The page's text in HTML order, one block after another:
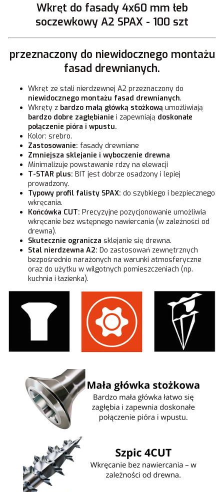
Wkręt do fasady 4x60 mm łeb
soczewkowy A2 SPAX - 100 szt
przeznaczony do niewidocznego montażu
fasad drewnianych.
Wkręt ze stali nierdzewnej A2 przeznaczony do
niewidocznego montażu fasad drewnianych.
Wkręty z bardzo małą główką stożkową umożliwiają
bardzo dobre zagłębianie i zapewniają doskonałe
połączenie pióra i wpustu.
Kolor: srebro.
Zastosowanie: fasady drewniane
Zmniejsza sklejanie i wyboczenie drewna
Minimalizuje powstawanie rdzy na elewacji
T-STAR plus: BIT jest dobrze osadzony i lepiej
prowadzony.
Typowy profil falisty SPAX: do szybkiego i bezpiecznego
wkręcania.
Końcówka CUT: Precyzyjne pozycjonowanie umożliwia
wkręcanie bez wstępnego nawiercania (w zależności od
drewna).
Skutecznie ogranicza sklejanie się drewna.
Stal nierdzewna A2: Do zastosowań zewnętrznych
bezpośrednio narażonych na warunki atmosferyczne
oraz do użytku w wilgotnych pomieszczeniach (np.
kuchnia i łazienka).